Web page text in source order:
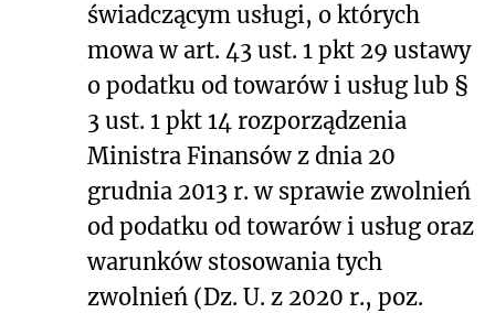
świadczącym usługi, o których
mowa w art. 43 ust. 1 pkt 29 ustawy
o podatku od towarów i usług lub §
3 ust. 1 pkt 14 rozporządzenia
Ministra Finansów z dnia 20
grudnia 2013 r. w sprawie zwolnień
od podatku od towarów i usług oraz
warunków stosowania tych
zwolnień (Dz. U. z 2020 r., poz.